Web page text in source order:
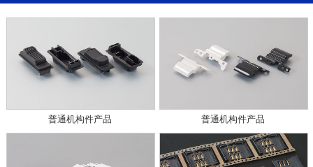
普通机构件产品 普通机构件产品